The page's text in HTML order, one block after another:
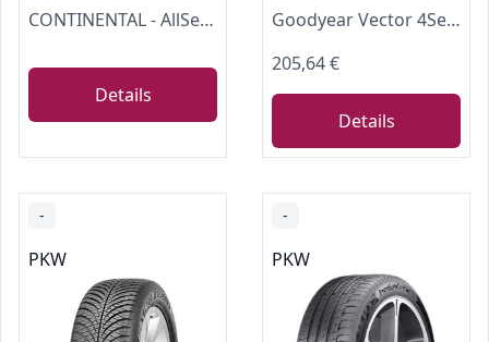
CONTINENTAL - AllSeasonContact - 235/55 R 18-100V/B/B/72dB - Ganzjahresreifen
Details
Goodyear Vector 4Seasons Gen-3 | Ganzjahresreifen 255/45R20 105W
205,64 €
Details
-
PKW
-
PKW